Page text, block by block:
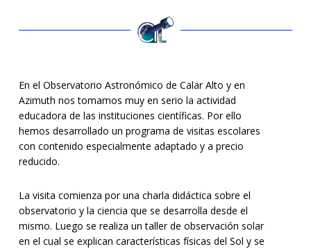
En el Observatorio Astronómico de Calar Alto y en
Azimuth nos tomamos muy en serio la actividad
educadora de las instituciones científicas. Por ello
hemos desarrollado un programa de visitas escolares
con contenido especialmente adaptado y a precio
reducido.
La visita comienza por una charla didáctica sobre el
observatorio y la ciencia que se desarrolla desde el
mismo. Luego se realiza un taller de observación solar
en el cual se explican características físicas del Sol y se